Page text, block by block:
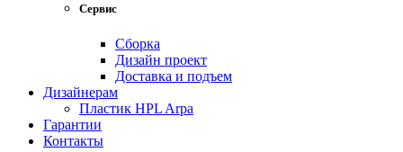
Сервис
Сборка
Дизайн проект
Доставка и подъем
Дизайнерам
Пластик HPL Arpa
Гарантии
Контакты